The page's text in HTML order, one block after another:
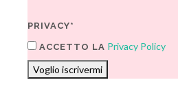
PRIVACY*
ACCETTO LA Privacy Policy
Voglio iscrivermi